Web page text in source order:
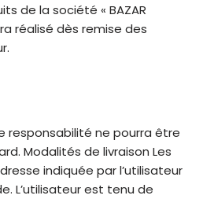
de la société « BAZAR
réalisé dès remise des
responsabilité ne pourra être
Modalités de livraison Les
indiquée par l’utilisateur
L’utilisateur est tenu de